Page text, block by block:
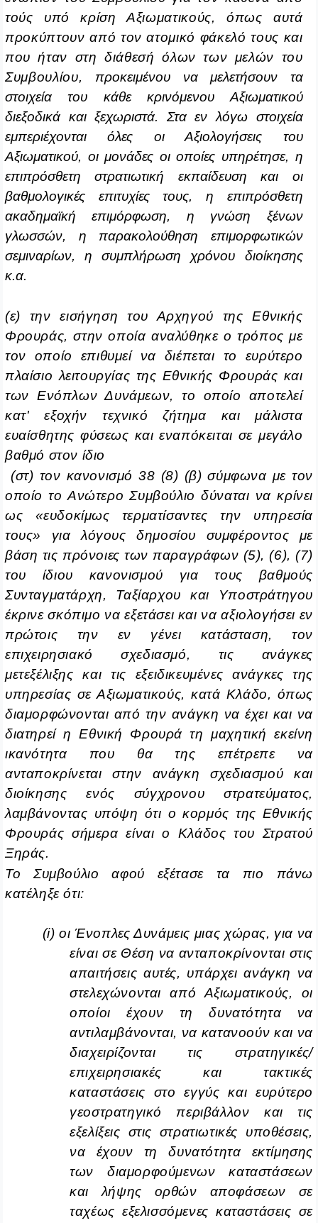
τούς υπό κρίση Αξιωματικούς, όπως αυτά
προκύπτουν από τον ατομικό φάκελό τους και
που ήταν στη διάθεσή όλων των μελών του
Συμβουλίου, προκειμένου να μελετήσουν τα
στοιχεία του κάθε κρινόμενου Αξιωματικού
διεξοδικά και ξεχωριστά. Στα εν λόγω στοιχεία
εμπεριέχονται όλες οι Αξιολογήσεις του
Αξιωματικού, οι μονάδες οι οποίες υπηρέτησε, η
επιπρόσθετη στρατιωτική εκπαίδευση και οι
βαθμολογικές επιτυχίες τους, η επιπρόσθετη
ακαδημαϊκή επιμόρφωση, η γνώση ξένων
γλωσσών, η παρακολούθηση επιμορφωτικών
σεμιναρίων, η συμπλήρωση χρόνου διοίκησης
κ.α.
(ε) την εισήγηση του Αρχηγού της Εθνικής
Φρουράς, στην οποία αναλύθηκε ο τρόπος με
τον οποίο επιθυμεί να διέπεται το ευρύτερο
πλαίσιο λειτουργίας της Εθνικής Φρουράς και
των Ενόπλων Δυνάμεων, το οποίο αποτελεί
κατ' εξοχήν τεχνικό ζήτημα και μάλιστα
ευαίσθητης φύσεως και εναπόκειται σε μεγάλο
βαθμό στον ίδιο
(στ) τον κανονισμό 38 (8) (β) σύμφωνα με τον
οποίο το Ανώτερο Συμβούλιο δύναται να κρίνει
ως «ευδοκίμως τερματίσαντες την υπηρεσία
τους» για λόγους δημοσίου συμφέροντος με
βάση τις πρόνοιες των παραγράφων (5), (6), (7)
του ίδιου κανονισμού για τους βαθμούς
Συνταγματάρχη, Ταξίαρχου και Υποστράτηγου
έκρινε σκόπιμο να εξετάσει και να αξιολογήσει εν
πρώτοις την εν γένει κατάσταση, τον
επιχειρησιακό σχεδιασμό, τις ανάγκες
μετεξέλιξης και τις εξειδικευμένες ανάγκες της
υπηρεσίας σε Αξιωματικούς, κατά Κλάδο, όπως
διαμορφώνονται από την ανάγκη να έχει και να
διατηρεί η Εθνική Φρουρά τη μαχητική εκείνη
ικανότητα που θα της επέτρεπε να
ανταποκρίνεται στην ανάγκη σχεδιασμού και
διοίκησης ενός σύγχρονου στρατεύματος,
λαμβάνοντας υπόψη ότι ο κορμός της Εθνικής
Φρουράς σήμερα είναι ο Κλάδος του Στρατού
Ξηράς.
Το Συμβούλιο αφού εξέτασε τα πιο πάνω
κατέληξε ότι:
(i) οι Ένοπλες Δυνάμεις μιας χώρας, για να
είναι σε Θέση να ανταποκρίνονται στις
απαιτήσεις αυτές, υπάρχει ανάγκη να
στελεχώνονται από Αξιωματικούς, οι
οποίοι έχουν τη δυνατότητα να
αντιλαμβάνονται, να κατανοούν και να
διαχειρίζονται τις στρατηγικές/
επιχειρησιακές και τακτικές
καταστάσεις στο εγγύς και ευρύτερο
γεοστρατηγικό περιβάλλον και τις
εξελίξεις στις στρατιωτικές υποθέσεις,
να έχουν τη δυνατότητα εκτίμησης
των διαμορφούμενων καταστάσεων
και λήψης ορθών αποφάσεων σε
ταχέως εξελισσόμενες καταστάσεις σε